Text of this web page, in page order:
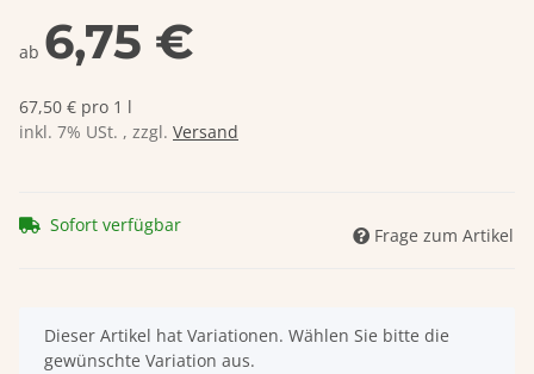
ab 6,75 €
67,50 € pro 1 l
inkl. 7% USt. , zzgl. Versand
Sofort verfügbar Frage zum Artikel
x
Dieser Artikel hat Variationen. Wählen Sie bitte die
gewünschte Variation aus.